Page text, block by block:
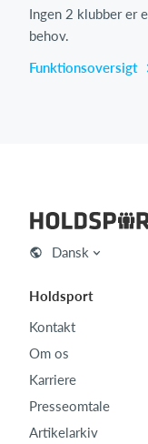
Ingen 2 klubber er
behov.
Funktionsoversigt
Dansk
Holdsport
Kontakt
Om os
Karriere
Presseomtale
Artikelarkiv